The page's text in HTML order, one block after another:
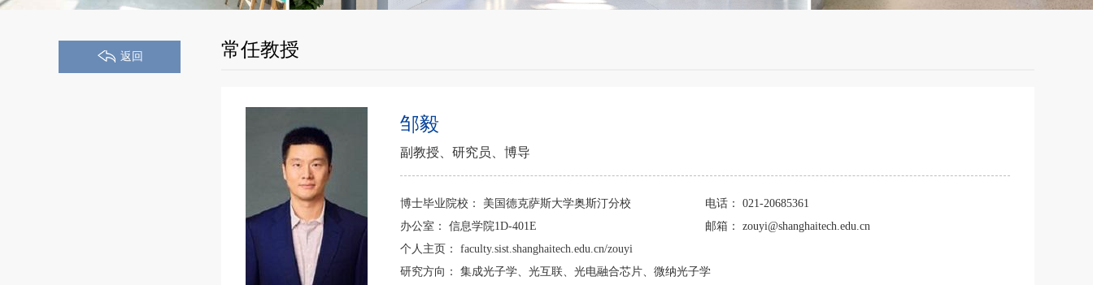
返回 常任教授
邹毅
副教授、研究员、博导
博士毕业院校： 美国德克萨斯大学奥斯汀分校 电话： 021-20685361
办公室： 信息学院1D-401E 邮箱： zouyi@shanghaitech.edu.cn
个人主页： faculty.sist.shanghaitech.edu.cn/zouyi
研究方向： 集成光子学、光互联、光电融合芯片、微纳光子学